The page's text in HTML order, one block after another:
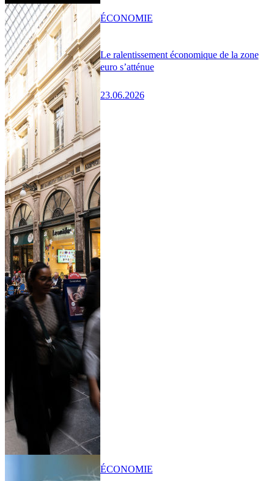
Le ralentissement économique de la zone
euro s’atténue
23.06.2026
ÉCONOMIE
ÉCONOMIE